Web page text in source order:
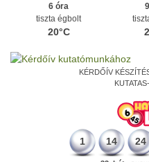
6 óra
tiszta égbolt
20°C
KÉRDŐÍV
1 14 24